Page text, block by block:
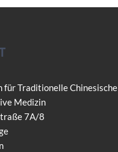
für Traditionelle Chinesische
Medizin
7A/8